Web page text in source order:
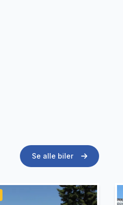
Se alle biler